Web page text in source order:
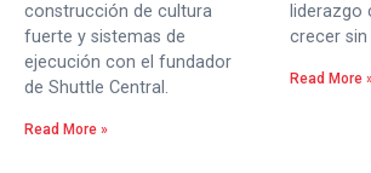
construcción de cultura
fuerte y sistemas de
ejecución con el fundador
de Shuttle Central.
Read More »
liderazgo
crecer sin
Read More